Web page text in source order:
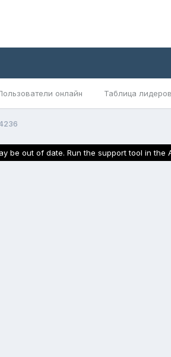
онлайн Таблица лидеров
be out of date. Run the support tool in the